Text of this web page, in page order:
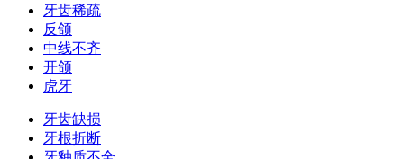
牙齿稀疏
反颌
中线不齐
开颌
虎牙
牙齿缺损
牙根折断